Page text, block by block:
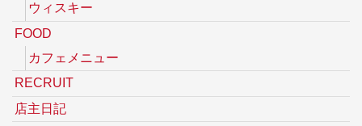
ウィスキー
FOOD
カフェメニュー
RECRUIT
店主日記